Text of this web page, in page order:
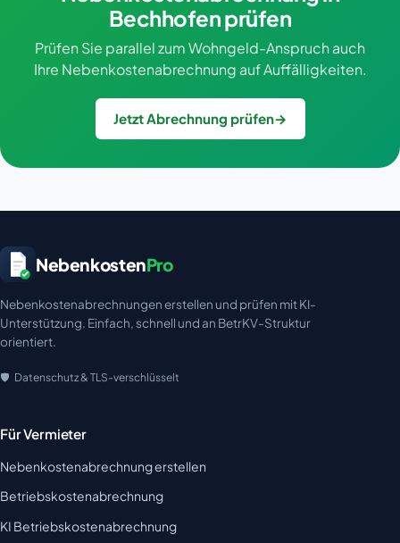
Bechhofen prüfen
Prüfen Sie parallel zum Wohngeld-Anspruch auch
Ihre Nebenkostenabrechnung auf Auffälligkeiten.
Jetzt Abrechnung prüfen→
NebenkostenPro
Nebenkostenabrechnungen erstellen und prüfen mit KI-
Unterstützung. Einfach, schnell und an BetrKV-Struktur
orientiert.
Datenschutz & TLS-verschlüsselt
Für Vermieter
Nebenkostenabrechnung erstellen
Betriebskostenabrechnung
KI Betriebskostenabrechnung